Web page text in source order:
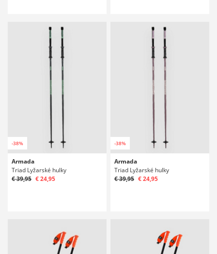
-38%
Armada
Triad Lyžarské hulky
€ 39,95 € 24,95
-38%
Armada
Triad Lyžarské hulky
€ 39,95 € 24,95